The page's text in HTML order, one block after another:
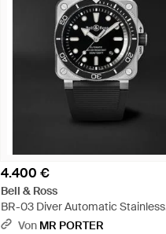
4.400 €
Bell & Ross
BR-03 Diver Automatic Stainless
Steel Watch - Schwarz
Von MR PORTER